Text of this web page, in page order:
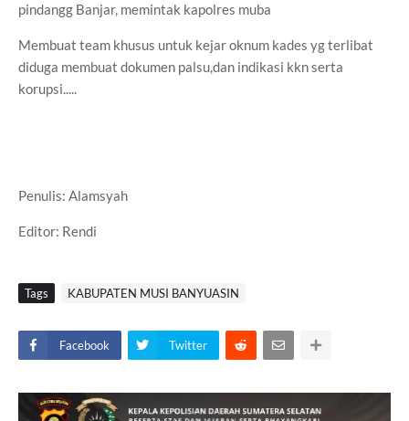
pindangg Banjar, memintak kapolres muba
Membuat team khusus untuk kejar oknum kades yg terlibat
diduga membuat dokumen palsu,dan indikasi kkn serta
korupsi.....
Penulis: Alamsyah
Editor: Rendi
Tags KABUPATEN MUSI BANYUASIN
Facebook Twitter